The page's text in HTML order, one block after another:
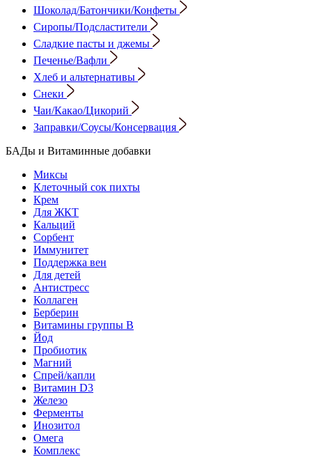
Шоколад/Батончики/Конфеты
Сиропы/Подсластители
Сладкие пасты и джемы
Печенье/Вафли
Хлеб и альтернативы
Снеки
Чаи/Какао/Цикорий
Заправки/Соусы/Консервация
БАДы и Витаминные добавки
Миксы
Клеточный сок пихты
Крем
Для ЖКТ
Кальций
Сорбент
Иммунитет
Поддержка вен
Для детей
Антистресс
Коллаген
Берберин
Витамины группы B
Йод
Пробиотик
Магний
Спрей/капли
Витамин D3
Железо
Ферменты
Инозитол
Омега
Комплекс